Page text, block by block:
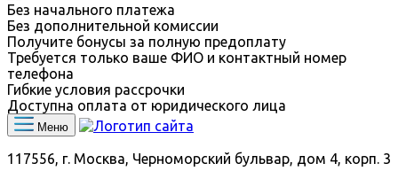
Без начального платежа
Без дополнительной комиссии
Получите бонусы за полную предоплату
Требуется только ваше ФИО и контактный номер
телефона
Гибкие условия рассрочки
Доступна оплата от юридического лица
Меню
117556, г. Москва, Черноморский бульвар, дом 4, корп. 3